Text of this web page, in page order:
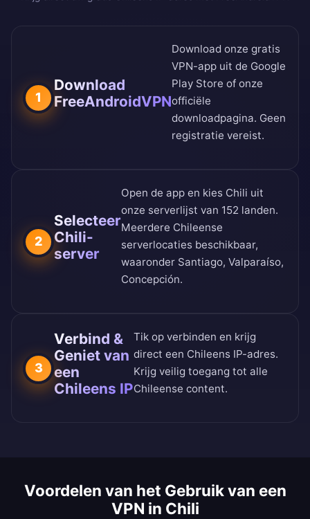
1
Download
FreeAndroidVPN
Download onze gratis
VPN-app uit de Google
Play Store of onze
officiële
downloadpagina. Geen
registratie vereist.
2
Selecteer
Chili-
server
Open de app en kies Chili uit
onze serverlijst van 152 landen.
Meerdere Chileense
serverlocaties beschikbaar,
waaronder Santiago, Valparaíso,
Concepción.
3
Verbind &
Geniet van
een
Chileens IP
Tik op verbinden en krijg
direct een Chileens IP-adres.
Krijg veilig toegang tot alle
Chileense content.
Voordelen van het Gebruik van een
VPN in Chili